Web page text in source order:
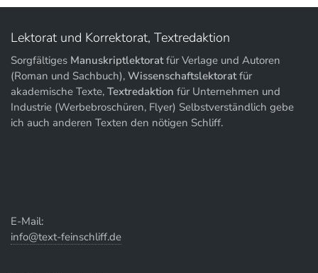
Lektorat und Korrektorat, Textredaktion
Sorgfältiges Manuskriptlektoratfür Verlage und Autoren
(Roman und Sachbuch), Wissenschaftslektoratfür
akademische Texte, Textredaktion für Unternehmen und
Industrie (Werbebroschüren, Flyer) Selbstverständlich gebe
ich auch anderen Texten den nötigen Schliff.
E-Mail:
info@text-feinschliff.de